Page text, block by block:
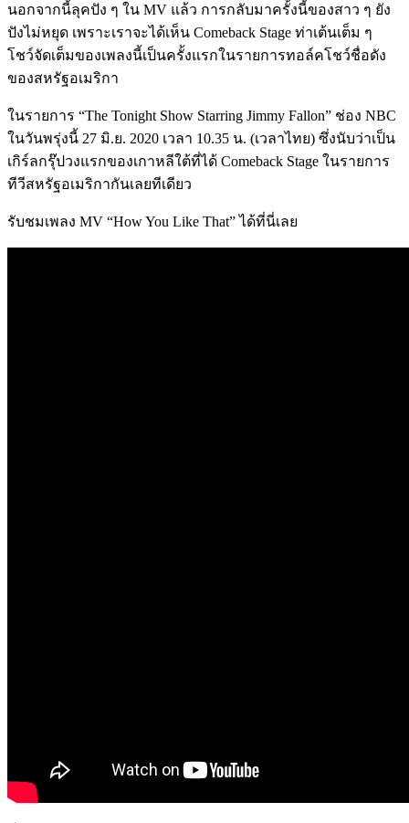
นอกจากนี้ลุคปัง ๆ ใน MV แล้ว การกลับมาครั้งนี้ของสาว ๆ ยัง
ปังไม่หยุด เพราะเราจะได้เห็น Comeback Stage ท่าเต้นเต็ม ๆ
โชว์จัดเต็มของเพลงนี้เป็นครั้งแรกในรายการทอล์คโชว์ชื่อดัง
ของสหรัฐอเมริกา
ในรายการ “The Tonight Show Starring Jimmy Fallon” ช่อง NBC
ในวันพรุ่งนี้ 27 มิ.ย. 2020 เวลา 10.35 น. (เวลาไทย) ซึ่งนับว่าเป็น
เกิร์ลกรุ๊ปวงแรกของเกาหลีใต้ที่ได้ Comeback Stage ในรายการ
ทีวีสหรัฐอเมริกากันเลยทีเดียว
รับชมเพลง MV “How You Like That” ได้ที่นี่เลย